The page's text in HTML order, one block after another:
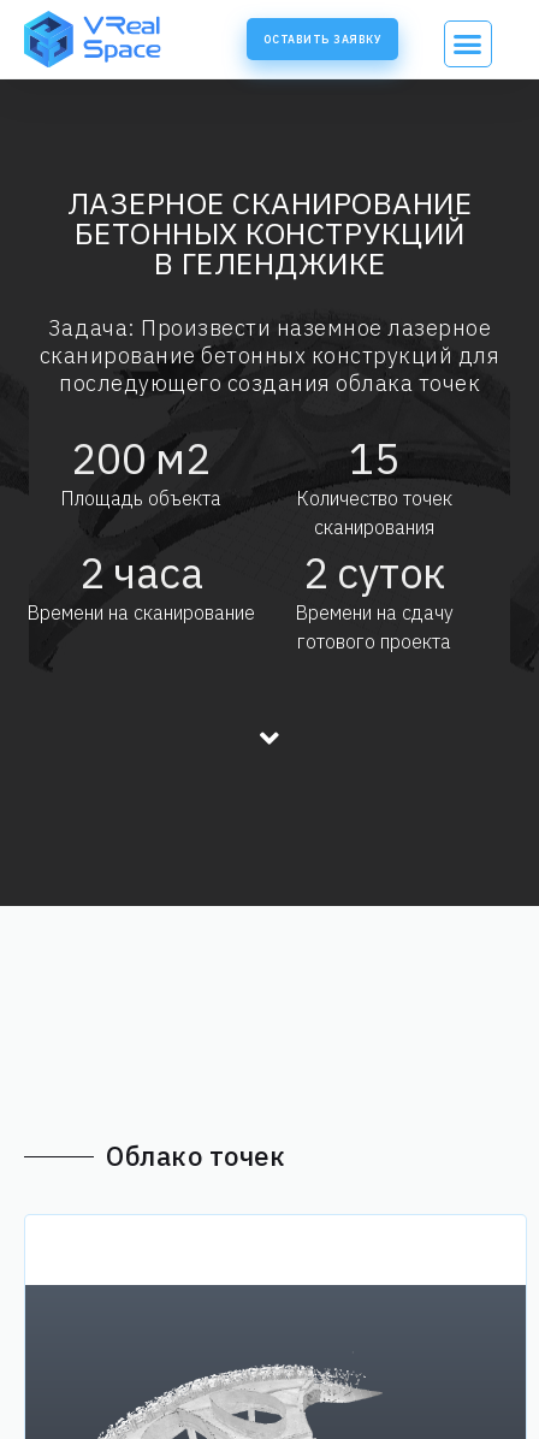
ОСТАВИТЬ ЗАЯВКУ
ЛАЗЕРНОЕ СКАНИРОВАНИЕ
БЕТОННЫХ КОНСТРУКЦИЙ
В ГЕЛЕНДЖИКЕ
Задача: Произвести наземное лазерное
сканирование бетонных конструкций для
последующего создания облака точек
200м2
Площадь объекта
15
Количество точек
сканирования
2 часа
Времени на сканирование
2 суток
Времени на сдачу
готового проекта
Облако точек